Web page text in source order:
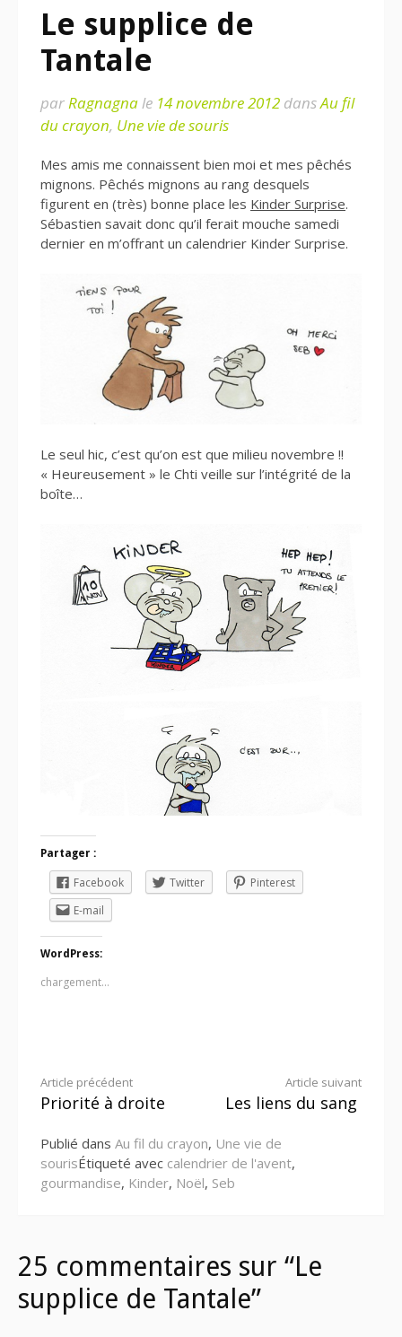
Le supplice de
Tantale
parRagnagnale 14 novembre 2012 dansAu fil
du crayon, Une vie de souris
Mes amis me connaissent bien moi et mes pêchés
mignons. Pêchés mignons au rang desquels
figurent en (très) bonne place les Kinder Surprise.
Sébastien savait donc qu’il ferait mouche samedi
dernier en m’offrant un calendrier Kinder Surprise.
Le seul hic, c’est qu’on est que milieu novembre !!
« Heureusement » le Chti veille sur l’intégrité de la
boîte…
Partager :
Facebook Twitter
Pinterest
E-mail
WordPress:
chargement…
Lire
suite
Article précédent
Priorité à droite
Article suivant
Les liens du sang
Publié dans Au fil du crayon, Une vie de
sourisÉtiqueté avec calendrier de l'avent,
gourmandise, Kinder, Noël, Seb
25 commentaires sur “Le
supplice de Tantale”